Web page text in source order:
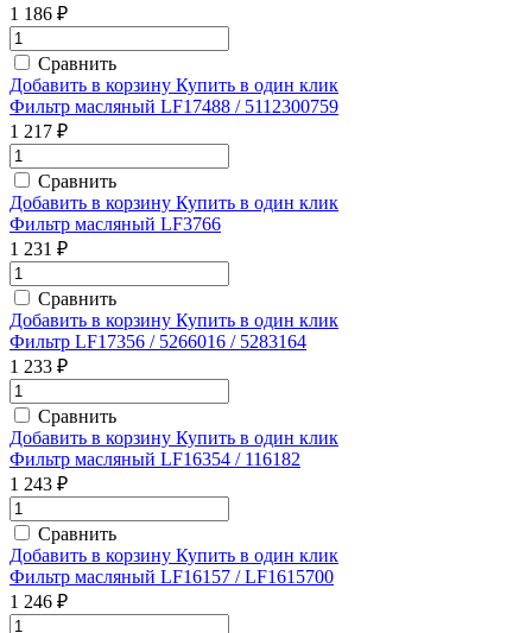
1 186 ₽
Сравнить
Добавить в корзину Купить в один клик
Фильтр масляный LF17488 / 5112300759
1 217 ₽
Сравнить
Добавить в корзину Купить в один клик
Фильтр масляный LF3766
1 231 ₽
Сравнить
Добавить в корзину Купить в один клик
Фильтр LF17356 / 5266016 / 5283164
1 233 ₽
Сравнить
Добавить в корзину Купить в один клик
Фильтр масляный LF16354 / 116182
1 243 ₽
Сравнить
Добавить в корзину Купить в один клик
Фильтр масляный LF16157 / LF1615700
1 246 ₽